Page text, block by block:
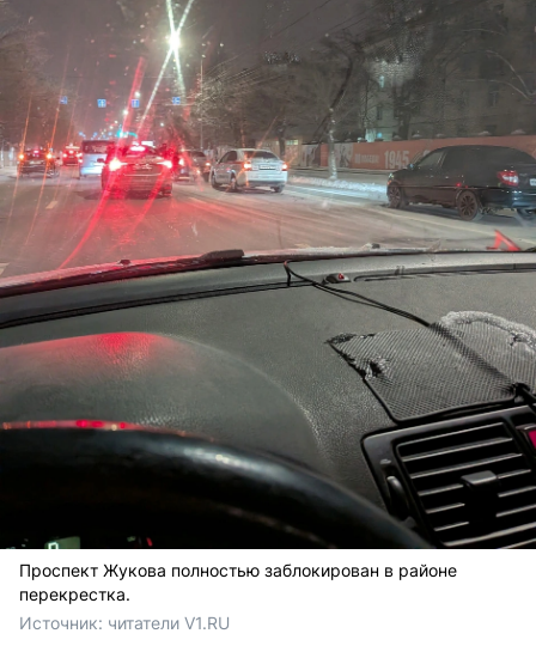
Проспект Жукова полностью заблокирован в районе
перекрестка.
Источник: читатели V1.RU